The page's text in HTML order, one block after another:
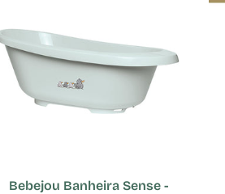
Bebejou Banheira Sense -